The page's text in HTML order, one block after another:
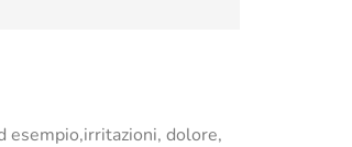
esempio,irritazioni, dolore,